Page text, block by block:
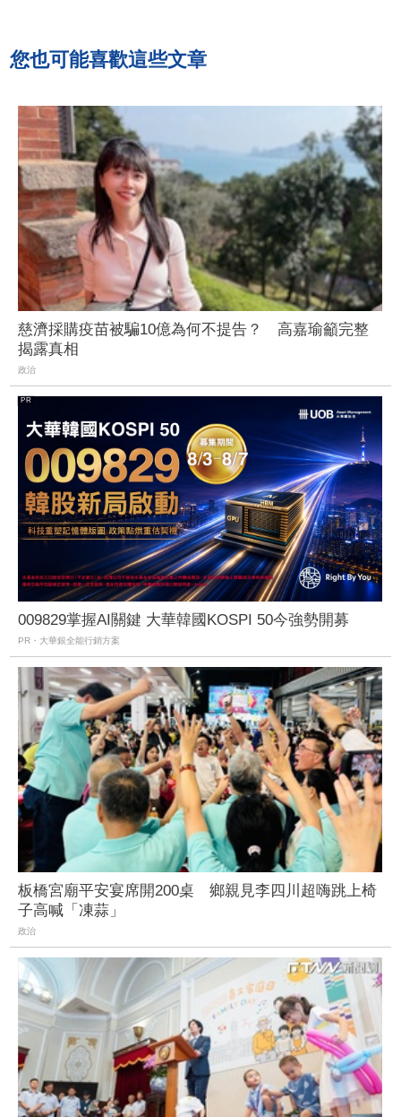
您也可能喜歡這些文章
慈濟採購疫苗被騙10億為何不提告？ 高嘉瑜籲完整
揭露真相
政治
009829掌握AI關鍵 大華韓國KOSPI 50今強勢開募
PR・大華銀全能行銷方案
板橋宮廟平安宴席開200桌 鄉親見李四川超嗨跳上椅
子高喊「凍蒜」
政治